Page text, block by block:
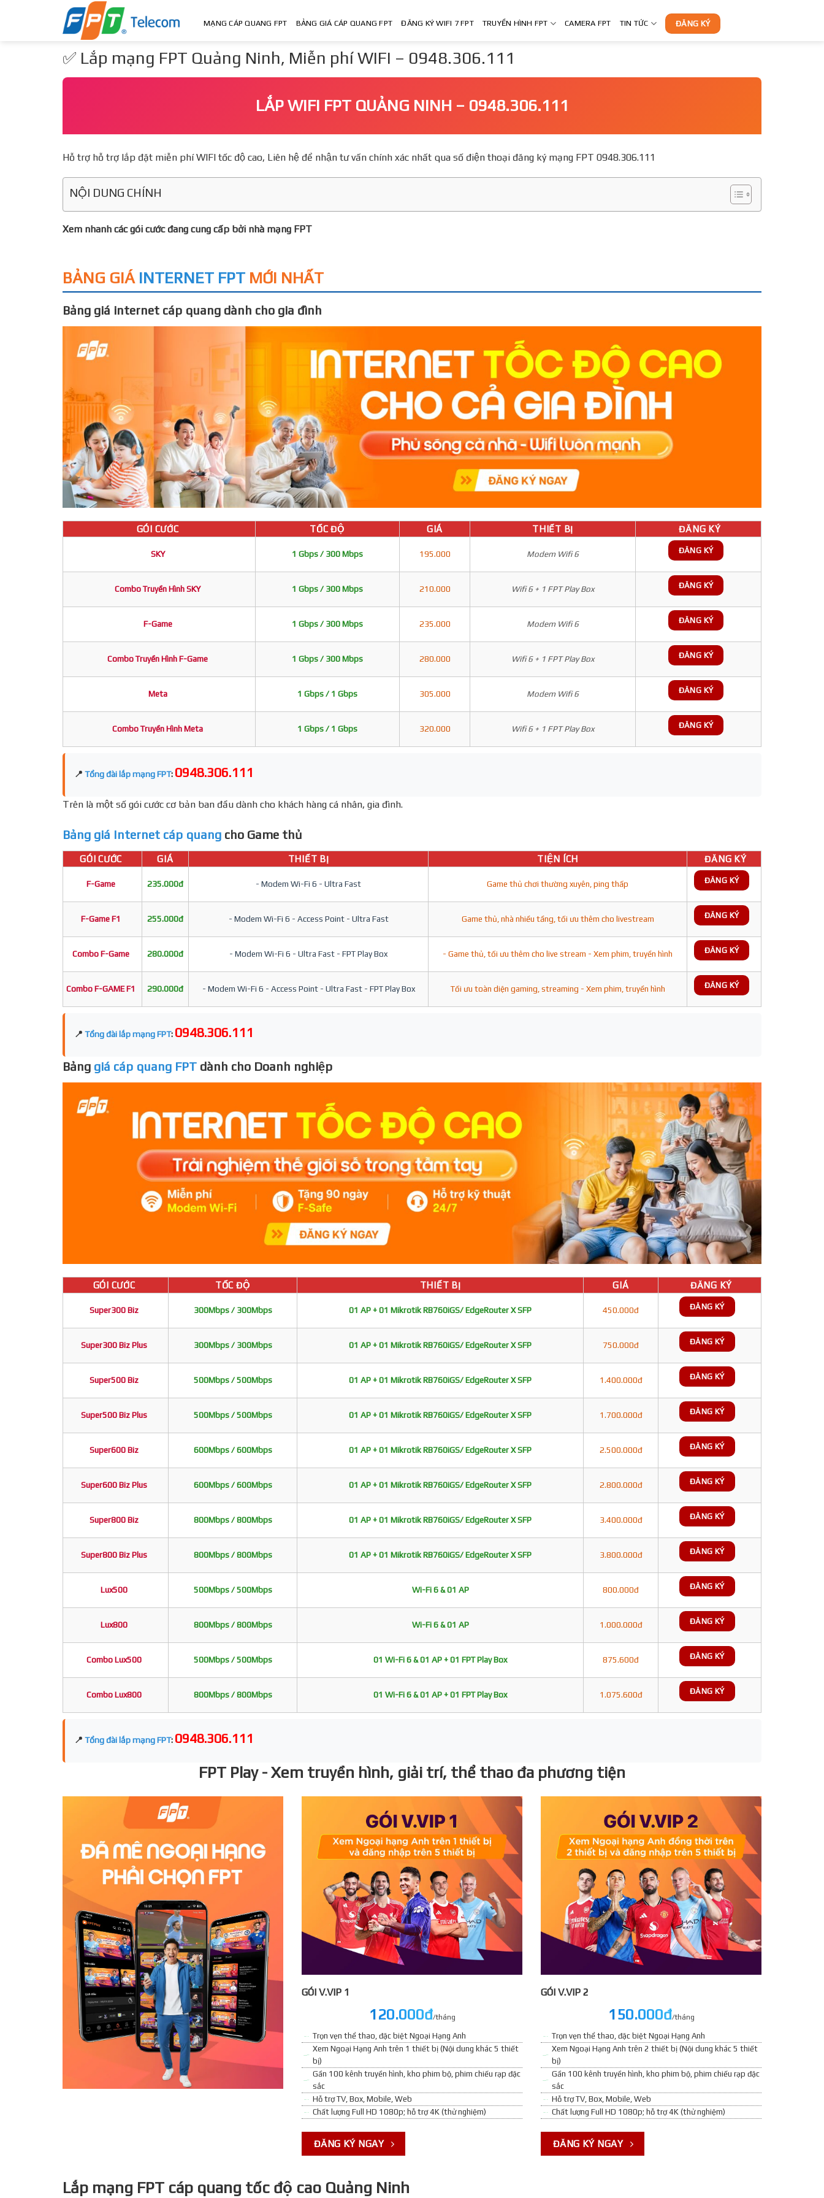
MẠNG CÁP QUANG FPT BẢNG GIÁ CÁP QUANG FPT ĐĂNG KÝ WIFI 7 FPT TRUYỀN HÌNH FPT CAMERA FPT TIN TỨC ĐĂNG KÝ
✅ Lắp mạng FPT Quảng Ninh, Miễn phí WIFI – 0948.306.111
LẮP WIFI FPT QUẢNG NINH – 0948.306.111
Hỗ trợ hỗ trợ lắp đặt miễn phí WIFI tốc độ cao, Liên hệ để nhận tư vấn chính xác nhất qua số điện thoại đăng ký mạng FPT 0948.306.111
NỘI DUNG CHÍNH
Xem nhanh các gói cước đang cung cấp bởi nhà mạng FPT
BẢNG GIÁ INTERNET FPT MỚI NHẤT
Bảng giá internet cáp quang dành cho gia đình
GÓI CƯỚC TỐC ĐỘ GIÁ THIẾT BỊ ĐĂNG KÝ
SKY 1 Gbps / 300 Mbps 195.000 Modem Wifi 6 ĐĂNG KÝ
Combo Truyền Hình SKY 1 Gbps / 300 Mbps 210.000 Wifi 6 + 1 FPT Play Box ĐĂNG KÝ
F-Game 1 Gbps / 300 Mbps 235.000 Modem Wifi 6 ĐĂNG KÝ
Combo Truyền Hình F-Game 1 Gbps / 300 Mbps 280.000 Wifi 6 + 1 FPT Play Box ĐĂNG KÝ
Meta 1 Gbps / 1 Gbps 305.000 Modem Wifi 6 ĐĂNG KÝ
Combo Truyền Hình Meta 1 Gbps / 1 Gbps 320.000 Wifi 6 + 1 FPT Play Box ĐĂNG KÝ
📍 Tổng đài lắp mạng FPT: 0948.306.111
Trên là một số gói cước cơ bản ban đầu dành cho khách hàng cá nhân, gia đình.
Bảng giá Internet cáp quang cho Game thủ
GÓI CƯỚC GIÁ THIẾT BỊ TIỆN ÍCH ĐĂNG KÝ
F-Game 235.000đ - Modem Wi-Fi 6 - Ultra Fast Game thủ chơi thường xuyên, ping thấp ĐĂNG KÝ
F-Game F1 255.000đ - Modem Wi-Fi 6 - Access Point - Ultra Fast Game thủ, nhà nhiều tầng, tối ưu thêm cho livestream ĐĂNG KÝ
Combo F-Game 280.000đ - Modem Wi-Fi 6 - Ultra Fast - FPT Play Box - Game thủ, tối ưu thêm cho live stream - Xem phim, truyền hình ĐĂNG KÝ
Combo F-GAME F1 290.000đ - Modem Wi-Fi 6 - Access Point - Ultra Fast - FPT Play Box Tối ưu toàn diện gaming, streaming - Xem phim, truyền hình ĐĂNG KÝ
📍 Tổng đài lắp mạng FPT: 0948.306.111
Bảng giá cáp quang FPT dành cho Doanh nghiệp
GÓI CƯỚC TỐC ĐỘ THIẾT BỊ GIÁ ĐĂNG KÝ
Super300 Biz 300Mbps / 300Mbps 01 AP + 01 Mikrotik RB760iGS/ EdgeRouter X SFP 450.000đ ĐĂNG KÝ
Super300 Biz Plus 300Mbps / 300Mbps 01 AP + 01 Mikrotik RB760iGS/ EdgeRouter X SFP 750.000đ ĐĂNG KÝ
Super500 Biz 500Mbps / 500Mbps 01 AP + 01 Mikrotik RB760iGS/ EdgeRouter X SFP 1.400.000đ ĐĂNG KÝ
Super500 Biz Plus 500Mbps / 500Mbps 01 AP + 01 Mikrotik RB760iGS/ EdgeRouter X SFP 1.700.000đ ĐĂNG KÝ
Super600 Biz 600Mbps / 600Mbps 01 AP + 01 Mikrotik RB760iGS/ EdgeRouter X SFP 2.500.000đ ĐĂNG KÝ
Super600 Biz Plus 600Mbps / 600Mbps 01 AP + 01 Mikrotik RB760iGS/ EdgeRouter X SFP 2.800.000đ ĐĂNG KÝ
Super800 Biz 800Mbps / 800Mbps 01 AP + 01 Mikrotik RB760iGS/ EdgeRouter X SFP 3.400.000đ ĐĂNG KÝ
Super800 Biz Plus 800Mbps / 800Mbps 01 AP + 01 Mikrotik RB760iGS/ EdgeRouter X SFP 3.800.000đ ĐĂNG KÝ
Lux500 500Mbps / 500Mbps Wi-Fi 6 & 01 AP 800.000đ ĐĂNG KÝ
Lux800 800Mbps / 800Mbps Wi-Fi 6 & 01 AP 1.000.000đ ĐĂNG KÝ
Combo Lux500 500Mbps / 500Mbps 01 Wi-Fi 6 & 01 AP + 01 FPT Play Box 875.600đ ĐĂNG KÝ
Combo Lux800 800Mbps / 800Mbps 01 Wi-Fi 6 & 01 AP + 01 FPT Play Box 1.075.600đ ĐĂNG KÝ
📍 Tổng đài lắp mạng FPT: 0948.306.111
FPT Play - Xem truyền hình, giải trí, thể thao đa phương tiện
GÓI V.VIP 1
120.000đ/tháng
Trọn vẹn thể thao, đặc biệt Ngoại Hạng Anh
Xem Ngoại Hạng Anh trên 1 thiết bị (Nội dung khác 5 thiết
bị)
Gần 100 kênh truyền hình, kho phim bộ, phim chiếu rạp đặc
sắc
Hỗ trợ TV, Box, Mobile, Web
Chất lượng Full HD 1080p; hỗ trợ 4K (thử nghiệm)
ĐĂNG KÝ NGAY
GÓI V.VIP 2
150.000đ/tháng
Trọn vẹn thể thao, đặc biệt Ngoại Hạng Anh
Xem Ngoại Hạng Anh trên 2 thiết bị (Nội dung khác 5 thiết
bị)
Gần 100 kênh truyền hình, kho phim bộ, phim chiếu rạp đặc
sắc
Hỗ trợ TV, Box, Mobile, Web
Chất lượng Full HD 1080p; hỗ trợ 4K (thử nghiệm)
ĐĂNG KÝ NGAY
Lắp mạng FPT cáp quang tốc độ cao Quảng Ninh